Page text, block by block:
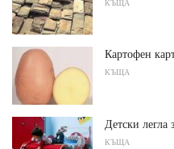
КЪЩА
Картофен
КЪЩА
Детски легла
КЪЩА